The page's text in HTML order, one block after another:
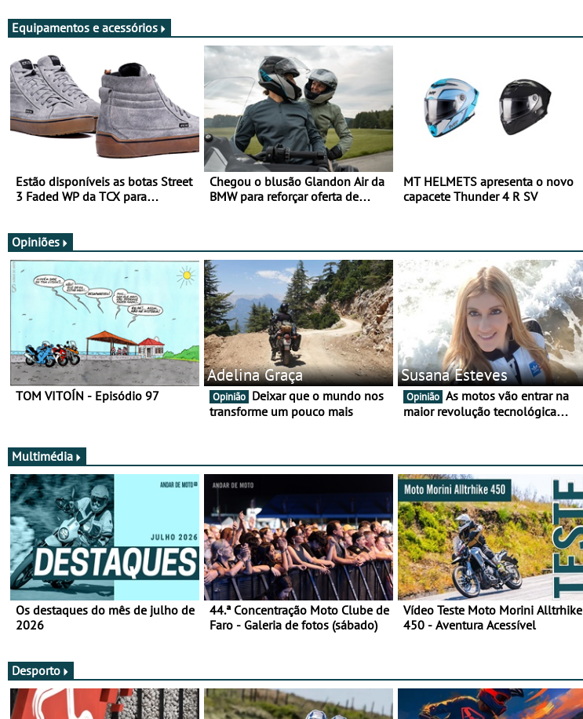
Equipamentos e acessórios
Estão disponíveis as botas Street
3 Faded WP da TCX para
Chegou o blusão Glandon Air da
BMW para reforçar oferta de
MT HELMETS apresenta o novo
capacete Thunder 4 R SV
Opiniões
TOM VITOÍN - Episódio 97
Adelina Graça
Opinião
transforme um pouco mais
Susana Esteves
Opinião
maior revolução tecnológica
Multimédia
Os destaques do mês de julho de
2026
44.ª Concentração Moto Clube de
Faro - Galeria de fotos (sábado)
Vídeo Teste Moto Morini Alltrhike
450 - Aventura Acessível
Desporto